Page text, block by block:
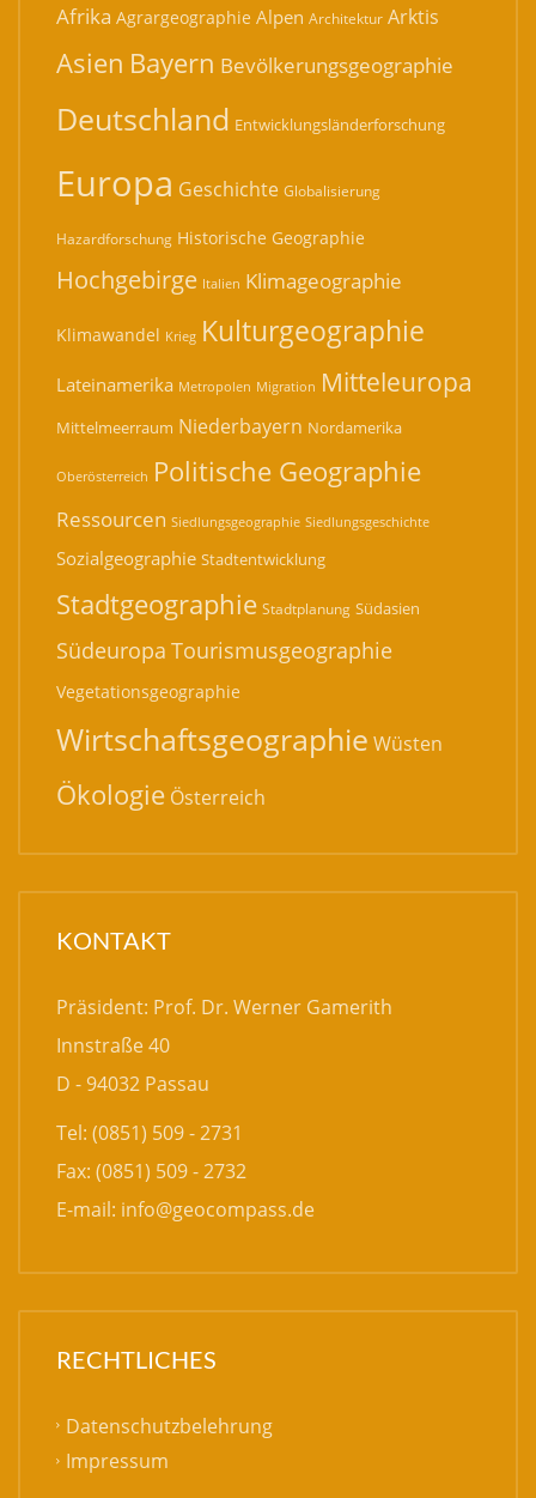
Afrika Agrargeographie Alpen Architektur Arktis
Asien Bayern Bevölkerungsgeographie
Deutschland Entwicklungsländerforschung
Europa Geschichte Globalisierung
Hazardforschung Historische Geographie
Hochgebirge Italien Klimageographie
Klimawandel Krieg Kulturgeographie
Lateinamerika Metropolen Migration Mitteleuropa
Mittelmeerraum Niederbayern Nordamerika
Oberösterreich Politische Geographie
Ressourcen Siedlungsgeographie Siedlungsgeschichte
Sozialgeographie Stadtentwicklung
Stadtgeographie Stadtplanung Südasien
Südeuropa Tourismusgeographie
Vegetationsgeographie
Wirtschaftsgeographie Wüsten
Ökologie Österreich
KONTAKT
Präsident: Prof. Dr. Werner Gamerith
Innstraße 40
D - 94032 Passau
Tel: (0851) 509 - 2731
Fax: (0851) 509 - 2732
E-mail: info@geocompass.de
RECHTLICHES
Datenschutzbelehrung
Impressum